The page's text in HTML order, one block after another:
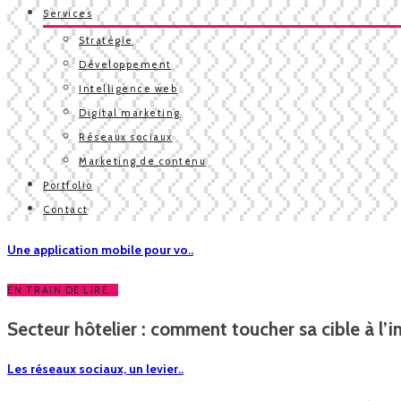
Services
Stratégie
Développement
Intelligence web
Digital marketing
Réseaux sociaux
Marketing de contenu
Portfolio
Contact
Une application mobile pour vo..
EN TRAIN DE LIRE...
Secteur hôtelier : comment toucher sa cible à
Les réseaux sociaux, un levier..